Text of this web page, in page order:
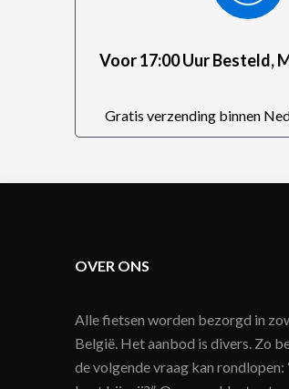
Voor 17:00 Uur Besteld,
Gratis verzending binnen
OVER ONS
Alle fietsen worden bezorgd in
België. Het aanbod is divers. Zo
de volgende vraag kan